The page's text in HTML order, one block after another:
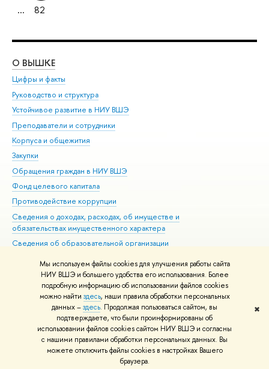
Мы используем файлы cookies для улучшения работы сайта
НИУ ВШЭ и большего удобства его использования. Более
подробную информацию об использовании файлов cookies
можно найти здесь, наши правила обработки персональных
данных –здесь. Продолжая пользоваться сайтом, вы
подтверждаете, что были проинформированы об
использовании файлов cookies сайтом НИУ ВШЭ и согласны
с нашими правилами обработки персональных данных. Вы
можете отключить файлы cookies в настройках Вашего
браузера.
✖
...
82
О ВЫШКЕ
Цифры и факты
Руководство и структура
Устойчивое развитие в НИУ ВШЭ
Преподаватели и сотрудники
Корпуса и общежития
Закупки
Обращения граждан в НИУ ВШЭ
Фонд целевого капитала
Противодействие коррупции
Сведения о доходах, расходах, об имуществе и
обязательствах имущественного характера
Сведения об образовательной организации
Людям с ограниченными возможностями здоровья
Единая платежная страница
Работа в Вышке
© НИУ ВШЭ 1993–2026 Адреса и контакты Условия использования
материалов Политика конфиденциальности Карта сайта
Шрифты HSE Sans и HSE Slab разработаны вШколе дизайна НИУ ВШЭ